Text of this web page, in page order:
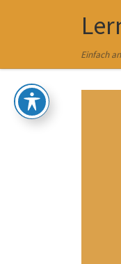
Zum Inhalt springen
Einfach